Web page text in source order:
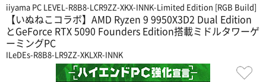
iiyama PC LEVEL-R8B8-LCR9ZZ-XKX-INNK-Limited Edition [RGB Build]
【いぬねこコラボ】AMD Ryzen 9 9950X3D2 Dual Edition
とGeForce RTX 5090 Founders Edition搭載ミドルタワーゲ
ーミングPC
ILeDEs-R8B8-LR9ZZ-XKLXR-INNK